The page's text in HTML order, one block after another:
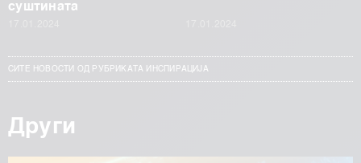
суштината
СИТЕ НОВОСТИ ОД РУБРИКАТА ИНСПИРАЦИЈА
Други